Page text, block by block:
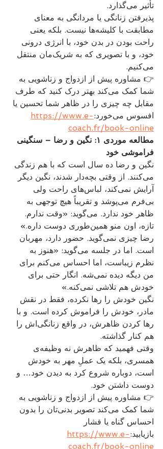
تأثیر می‌گذارد.
پذیرفتن زنانگی یا مردانگی به معنای
مطابقت با کلیشه‌ها نیست. بلکه یعنی
راحت بودن در بدن خود، با انرژی درونی
خود، و با تصویری که به شریک‌مان منتقل
می‌کنیم.
👉 مشاوره پیش از ازدواج و زناشویی به
شما کمک می‌کند بهتر درک کنید که طرف
مقابل چه چیزی را در ظاهر شما تحسین یا
افسوس می‌خورد:
https://www.e-
coach.fr/book-online
مطالعه موردی ۱: نگین و رضا – سنگینی
فراموشی خود
نگین و رضا ده سال است که با هم زندگی
می‌کنند. از وقتی بچه‌دار شدند، نگین دیگر
آرایش نمی‌کند، لباس‌های راحت ولی
بی‌فرم می‌پوشد و تقریباً هیچ توجهی به
ظاهر خود ندارد. می‌گوید: «وقت ندارم.
تازه، اون منو همین‌طوری دوست داره.»
رضا چیزی نمی‌گوید. حضور دارد، مهربان
است. اما در جلسه می‌گوید: «هنوز به
نظرم زیباست، اما احساس می‌کنم برای
من دیگه دیده نمی‌شه. انگار حتی برای
خودش هم تلاشی نمی‌کنه.»
نگین خودش را رها نکرده، فقط در نقش
مادر، خودش را فراموش کرده است. و با
رها کردن ظاهرش، در واقع زنانگی‌اش را
هم کنار گذاشته.
وقتی فهمید که ظاهرش نه وظیفه‌ی
همسری، بلکه یک عملِ مهر به خودش
است، دوباره شروع کرد به دیدن خود… و
دوست داشتن خود.
👉 مشاوره پیش از ازدواج و زناشویی به
شما کمک می‌کند تصویر بدنی‌تان را بدون
احساس گناه یا فشار
بازیابید:https://www.e-
coach.fr/book-online